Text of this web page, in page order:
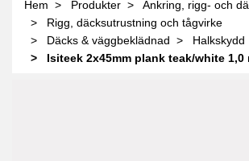
Hem Produkter
Ankring, rigg- och
Rigg, däcksutrustning och tågvirke
Däcks & väggbeklädnad
Halkskydd
Isiteek 2x45mm plank teak/white 1,0